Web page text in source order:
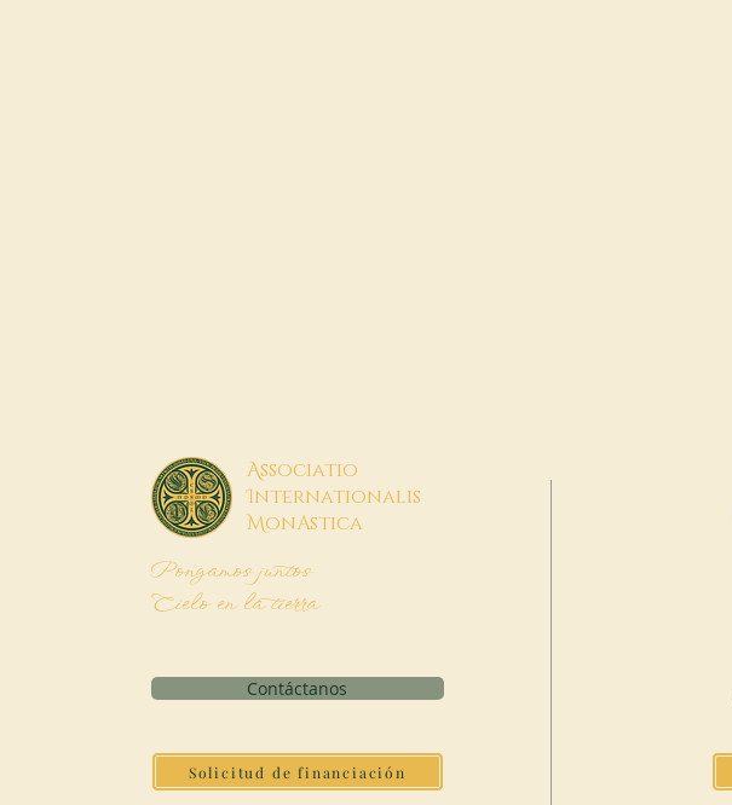
Associatio
Internationalis
MonAstica
Pongamos juntos
Cielo en la tierra
Contáctanos
Solicitud de financiación